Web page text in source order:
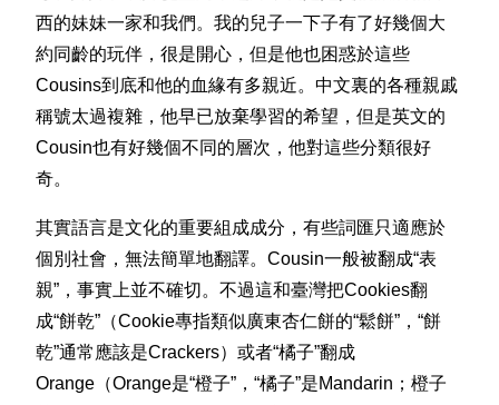
西的妹妹一家和我們。我的兒子一下子有了好幾個大
約同齡的玩伴，很是開心，但是他也困惑於這些
Cousins到底和他的血緣有多親近。中文裏的各種親戚
稱號太過複雜，他早已放棄學習的希望，但是英文的
Cousin也有好幾個不同的層次，他對這些分類很好
奇。
其實語言是文化的重要組成成分，有些詞匯只適應於
個別社會，無法簡單地翻譯。Cousin一般被翻成“表
親”，事實上並不確切。不過這和臺灣把Cookies翻
成“餅乾”（Cookie專指類似廣東杏仁餅的“鬆餅”，“餅
乾”通常應該是Crackers）或者“橘子”翻成
Orange（Orange是“橙子”，“橘子”是Mandarin；橙子